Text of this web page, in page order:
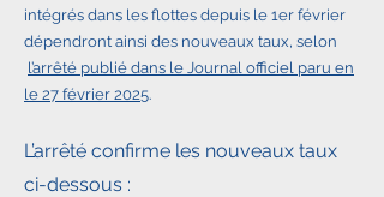
intégrés dans les flottes depuis le 1er février
dépendront ainsi des nouveaux taux, selon
l’arrêté publié dans le Journal officiel paru en
le 27 février 2025.
L’arrêté confirme les nouveaux taux
ci-dessous :